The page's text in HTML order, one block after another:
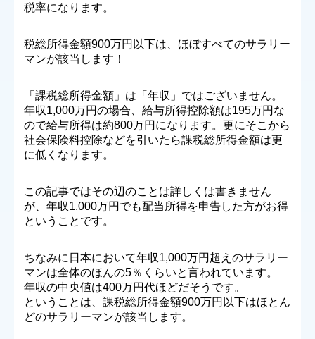
税率になります。
税総所得金額900万円以下は、ほぼすべてのサラリー
マンが該当します！
「課税総所得金額」は「年収」ではございません。
年収1,000万円の場合、給与所得控除額は195万円な
ので給与所得は約800万円になります。更にそこから
社会保険料控除などを引いたら課税総所得金額は更
に低くなります。
この記事ではその辺のことは詳しくは書きません
が、年収1,000万円でも配当所得を申告した方がお得
ということです。
ちなみに日本において年収1,000万円超えのサラリー
マンは全体のほんの5％くらいと言われています。
年収の中央値は400万円代ほどだそうです。
ということは、課税総所得金額900万円以下はほとん
どのサラリーマンが該当します。